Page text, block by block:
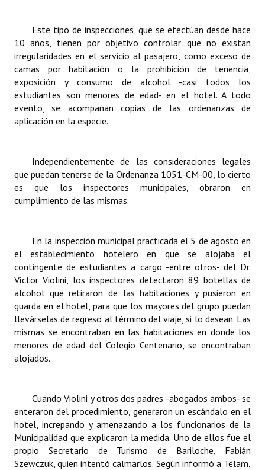
Ciudadano Ilustre - Registro
Banca del Vecino - Registro
Huéspedes de Honor - Registro
Antiguos Pobladores - Registro
Bariloche, Municipio intercultural
Entrega de distinciones
Este tipo de inspecciones, que se efectúan desde hace
10 años, tienen por objetivo controlar que no existan
irregularidades en el servicio al pasajero, como exceso de
camas por habitación o la prohibición de tenencia,
exposición y consumo de alcohol -casi todos los
estudiantes son menores de edad- en el hotel. A todo
evento, se acompañan copias de las ordenanzas de
aplicación en la especie.
Independientemente de las consideraciones legales
que puedan tenerse de la Ordenanza 1051-CM-00, lo cierto
es que los inspectores municipales, obraron en
cumplimiento de las mismas.
En la inspección municipal practicada el 5 de agosto en
el establecimiento hotelero en que se alojaba el
contingente de estudiantes a cargo -entre otros- del Dr.
Víctor Violini, los inspectores detectaron 89 botellas de
alcohol que retiraron de las habitaciones y pusieron en
guarda en el hotel, para que los mayores del grupo puedan
llevárselas de regreso al término del viaje, si lo desean. Las
mismas se encontraban en las habitaciones en donde los
menores de edad del Colegio Centenario, se encontraban
alojados.
Cuando Violini y otros dos padres -abogados ambos- se
enteraron del procedimiento, generaron un escándalo en el
hotel, increpando y amenazando a los funcionarios de la
Municipalidad que explicaron la medida. Uno de ellos fue el
propio Secretario de Turismo de Bariloche, Fabián
Szewczuk, quien intentó calmarlos. Según informó a Télam,